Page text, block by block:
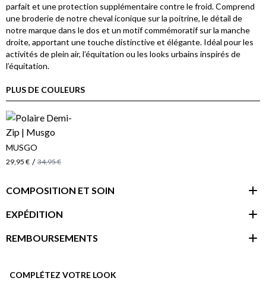
parfait et une protection supplémentaire contre le froid. Comprend
une broderie de notre cheval iconique sur la poitrine, le détail de
notre marque dans le dos et un motif commémoratif sur la manche
droite, apportant une touche distinctive et élégante. Idéal pour les
activités de plein air, l’équitation ou les looks urbains inspirés de
l’équitation.
PLUS DE COULEURS
MUSGO
29,95 € / 34,95 €
COMPOSITION ET SOIN
EXPÉDITION
REMBOURSEMENTS
COMPLÉTEZ VOTRE LOOK